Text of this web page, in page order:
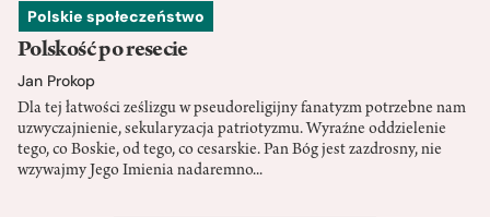
Polskie społeczeństwo
Polskość po resecie
Jan Prokop
Dla tej łatwości ześlizgu w pseudoreligijny fanatyzm potrzebne nam
uzwyczajnienie, sekularyzacja patriotyzmu. Wyraźne oddzielenie
tego, co Boskie, od tego, co cesarskie. Pan Bóg jest zazdrosny, nie
wzywajmy Jego Imienia nadaremno...